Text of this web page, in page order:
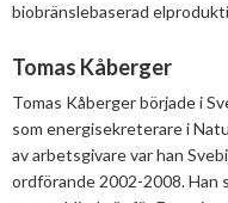
biobränslebaserad
Tomas Kåberger
Tomas Kåberger började i
som energisekreterare i
av arbetsgivare var han
ordförande 2002-2008. Han